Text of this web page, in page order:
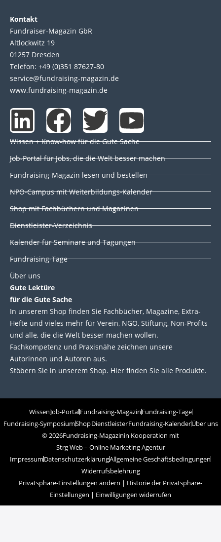
Kontakt
Fundraiser-Magazin GbR
Altlockwitz 19
01257 Dresden
Telefon: +49 (0)351 87627-80
service@fundraising-magazin.de
www.fundraising-magazin.de
L
i
n
k
e
d
i
n
F
a
c
e
b
o
o
k
T
w
i
t
t
e
r
Y
o
u
t
u
b
e
Wissen + Know-how für die Gute Sache
Job-Portal für Jobs, die die Welt besser machen
Fundraising-Magazin lesen und bestellen
NPO-Campus mit Weiterbildungs-Kalender
Shop mit Fachbüchern und Magazinen
Dienstleister-Verzeichnis
Kalender für Seminare und Tagungen
Fundraising-Tage
Über uns
Gute Lektüre
für die Gute Sache
In unserem Shop finden Sie Fachbücher, Magazine, Extra-
Hefte und vieles mehr für Verein, NGO, Stiftung, Non-Profits
und alle, die die Welt besser machen wollen.
Fachkompetenz und Praxisnähe zeichnen unsere
Autorinnen und Autoren aus.
Stöbern Sie in unserem Shop. Hier finden Sie alle Produkte.
WissenJob-PortalFundraising-MagazinFundraising-Tage
Fundraising-SymposiumShopDienstleisterFundraising-KalenderÜber uns
© 2026Fundraising-Magazinin Kooperation mit
Strg Web – Online Marketing Agentur
ImpressumDatenschutzerklärungAllgemeine Geschäftsbedingungen
Widerrufsbelehrung
Privatsphäre-Einstellungen ändern | Historie der Privatsphäre-
Einstellungen | Einwilligungen widerrufen